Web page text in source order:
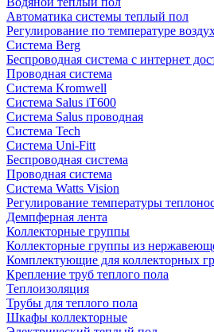
Автоматика системы теплый пол
Регулирование по температуре
Система Berg
Беспроводная система с интернет
Проводная система
Система Kromwell
Система Salus iT600
Система Salus проводная
Система Tech
Система Uni-Fitt
Беспроводная система
Проводная система
Система Watts Vision
Регулирование температуры
Демпферная лента
Коллекторные группы
Коллекторные группы из
Комплектующие для коллекторных
Крепление труб теплого пола
Теплоизоляция
Трубы для теплого пола
Шкафы коллекторные